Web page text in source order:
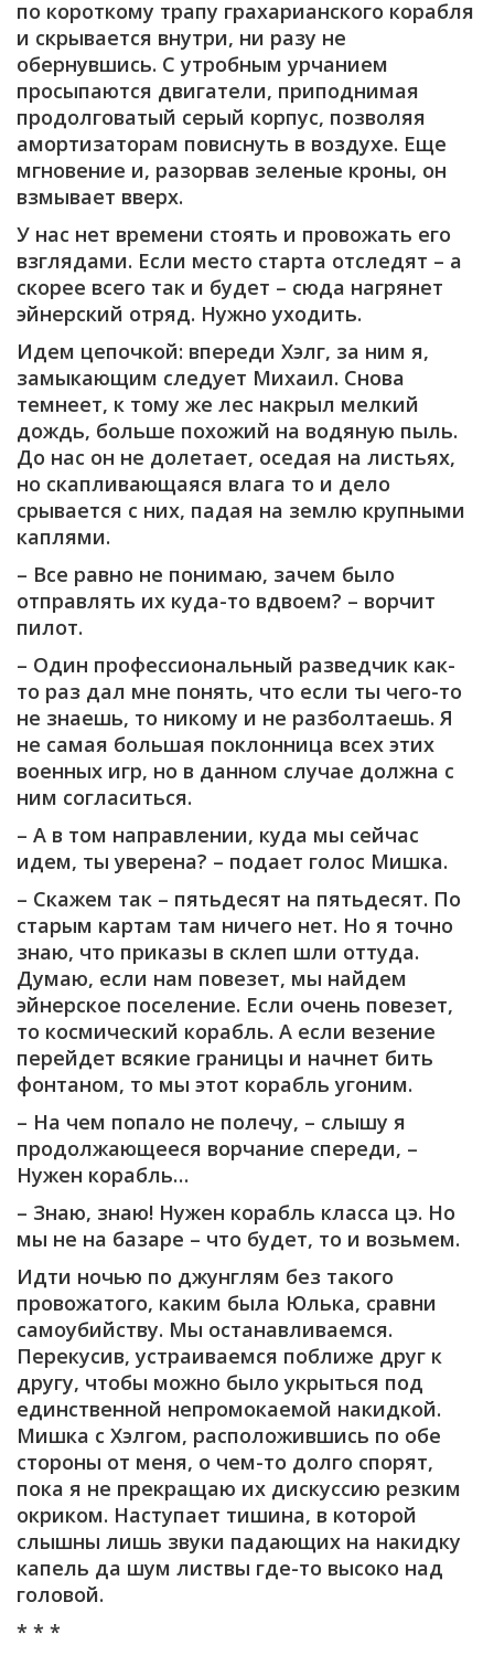
по короткому трапу грахарианского корабля
и скрывается внутри, ни разу не
обернувшись. С утробным урчанием
просыпаются двигатели, приподнимая
продолговатый серый корпус, позволяя
амортизаторам повиснуть в воздухе. Еще
мгновение и, разорвав зеленые кроны, он
взмывает вверх.
У нас нет времени стоять и провожать его
взглядами. Если место старта отследят – а
скорее всего так и будет – сюда нагрянет
эйнерский отряд. Нужно уходить.
Идем цепочкой: впереди Хэлг, за ним я,
замыкающим следует Михаил. Снова
темнеет, к тому же лес накрыл мелкий
дождь, больше похожий на водяную пыль.
До нас он не долетает, оседая на листьях,
но скапливающаяся влага то и дело
срывается с них, падая на землю крупными
каплями.
– Все равно не понимаю, зачем было
отправлять их куда-то вдвоем? – ворчит
пилот.
– Один профессиональный разведчик как-
то раз дал мне понять, что если ты чего-то
не знаешь, то никому и не разболтаешь. Я
не самая большая поклонница всех этих
военных игр, но в данном случае должна с
ним согласиться.
– А в том направлении, куда мы сейчас
идем, ты уверена? – подает голос Мишка.
– Скажем так – пятьдесят на пятьдесят. По
старым картам там ничего нет. Но я точно
знаю, что приказы в склеп шли оттуда.
Думаю, если нам повезет, мы найдем
эйнерское поселение. Если очень повезет,
то космический корабль. А если везение
перейдет всякие границы и начнет бить
фонтаном, то мы этот корабль угоним.
– На чем попало не полечу, – слышу я
продолжающееся ворчание спереди, –
Нужен корабль…
– Знаю, знаю! Нужен корабль класса цэ. Но
мы не на базаре – что будет, то и возьмем.
Идти ночью по джунглям без такого
провожатого, каким была Юлька, сравни
самоубийству. Мы останавливаемся.
Перекусив, устраиваемся поближе друг к
другу, чтобы можно было укрыться под
единственной непромокаемой накидкой.
Мишка с Хэлгом, расположившись по обе
стороны от меня, о чем-то долго спорят,
пока я не прекращаю их дискуссию резким
окриком. Наступает тишина, в которой
слышны лишь звуки падающих на накидку
капель да шум листвы где-то высоко над
головой.
* * *